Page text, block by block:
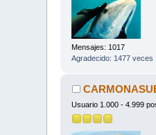
Mensajes: 1017
Agradecido: 1477 veces
Usuario 1.000 - 4.999